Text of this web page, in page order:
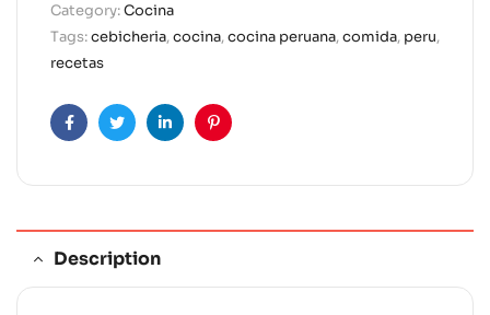
n
a
t
v
Category:Cocina
Tags:cebicheria,cocina,cocina peruana,comida, peru,
recetas
FacebookTwitterLinkedinPinterest
Description